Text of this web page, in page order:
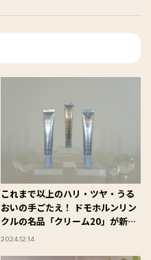
これまで以上のハリ・ツヤ・うる
おいの手ごたえ！ ドモホルンリン
クルの名品「クリーム20」が新コ
ラーゲンを配合しリニューアル！
2024.12.14